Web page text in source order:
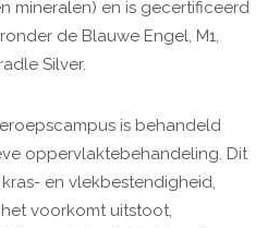
mineralen) en is gecertificeerd
de Blauwe Engel, M1,
Silver.
is behandeld
oppervlaktebehandeling. Dit
en vlekbestendigheid,
voorkomt uitstoot,